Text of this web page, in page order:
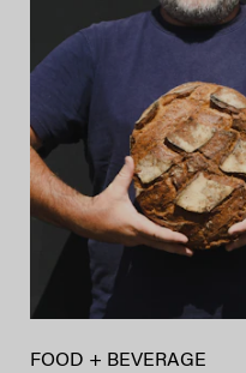
FOOD + BEVERAGE